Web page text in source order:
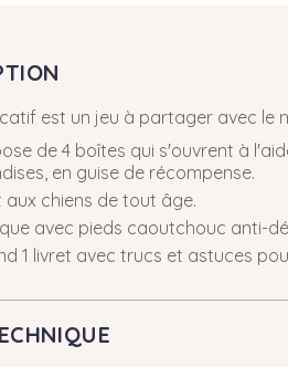
est un jeu à partager avec le
de 4 boîtes qui s'ouvrent à
en guise de récompense.
aux chiens de tout âge.
avec pieds caoutchouc anti-
1 livret avec trucs et astuces